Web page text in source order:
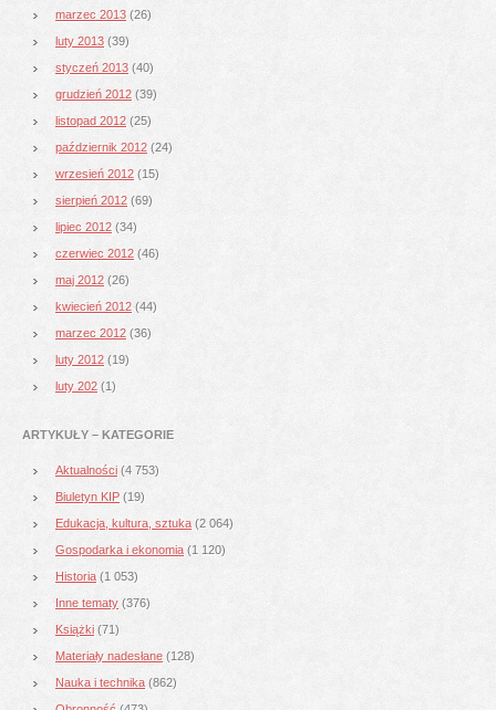
marzec 2013 (26)
luty 2013 (39)
styczeń 2013 (40)
grudzień 2012 (39)
listopad 2012 (25)
październik 2012 (24)
wrzesień 2012 (15)
sierpień 2012 (69)
lipiec 2012 (34)
czerwiec 2012 (46)
maj 2012 (26)
kwiecień 2012 (44)
marzec 2012 (36)
luty 2012 (19)
luty 202 (1)
ARTYKUŁY – KATEGORIE
Aktualności (4 753)
Biuletyn KIP (19)
Edukacja, kultura, sztuka (2 064)
Gospodarka i ekonomia (1 120)
Historia (1 053)
Inne tematy (376)
Książki (71)
Materiały nadesłane (128)
Nauka i technika (862)